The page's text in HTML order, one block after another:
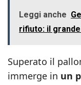
Leggi anche
rifiuto: il
Superato il
immerge in un